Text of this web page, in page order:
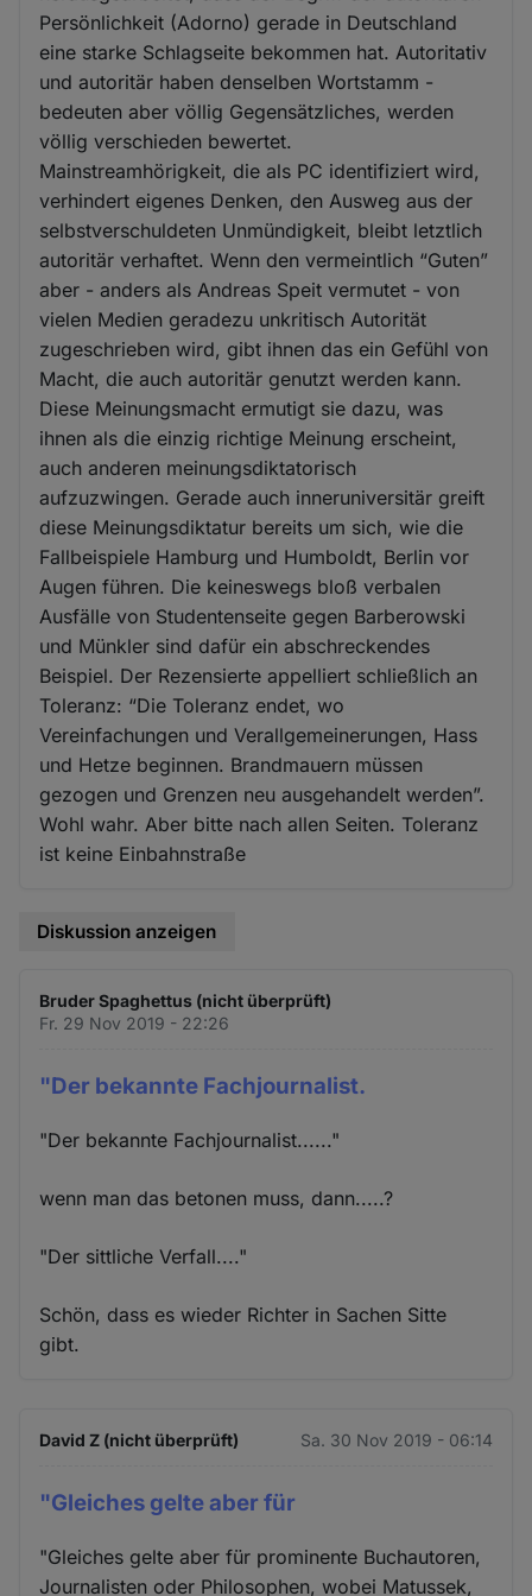
Persönlichkeit (Adorno) gerade in Deutschland
eine starke Schlagseite bekommen hat. Autoritativ
und autoritär haben denselben Wortstamm -
bedeuten aber völlig Gegensätzliches, werden
völlig verschieden bewertet.
Mainstreamhörigkeit, die als PC identifiziert wird,
verhindert eigenes Denken, den Ausweg aus der
selbstverschuldeten Unmündigkeit, bleibt letztlich
autoritär verhaftet. Wenn den vermeintlich “Guten”
aber - anders als Andreas Speit vermutet - von
vielen Medien geradezu unkritisch Autorität
zugeschrieben wird, gibt ihnen das ein Gefühl von
Macht, die auch autoritär genutzt werden kann.
Diese Meinungsmacht ermutigt sie dazu, was
ihnen als die einzig richtige Meinung erscheint,
auch anderen meinungsdiktatorisch
aufzuzwingen. Gerade auch inneruniversitär greift
diese Meinungsdiktatur bereits um sich, wie die
Fallbeispiele Hamburg und Humboldt, Berlin vor
Augen führen. Die keineswegs bloß verbalen
Ausfälle von Studentenseite gegen Barberowski
und Münkler sind dafür ein abschreckendes
Beispiel. Der Rezensierte appelliert schließlich an
Toleranz: “Die Toleranz endet, wo
Vereinfachungen und Verallgemeinerungen, Hass
und Hetze beginnen. Brandmauern müssen
gezogen und Grenzen neu ausgehandelt werden”.
Wohl wahr. Aber bitte nach allen Seiten. Toleranz
ist keine Einbahnstraße
Diskussion anzeigen
Bruder Spaghettus (nicht überprüft)
Fr. 29 Nov 2019 - 22:26
"Der bekannte Fachjournalist.
"Der bekannte Fachjournalist......"
wenn man das betonen muss, dann.....?
"Der sittliche Verfall...."
Schön, dass es wieder Richter in Sachen Sitte
gibt.
David Z (nicht überprüft) Sa. 30 Nov 2019 - 06:14
"Gleiches gelte aber für
"Gleiches gelte aber für prominente Buchautoren,
Journalisten oder Philosophen, wobei Matussek,
und
Cookies